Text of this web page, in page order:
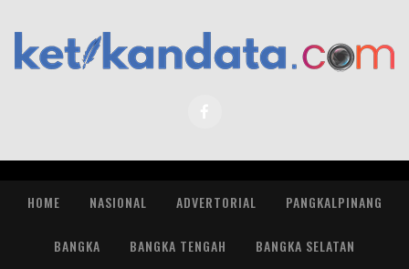
HOME NASIONAL ADVERTORIAL PANGKALPINANG
BANGKA BANGKA TENGAH BANGKA SELATAN